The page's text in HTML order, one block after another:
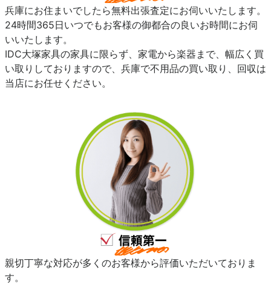
兵庫にお住まいでしたら無料出張査定にお伺いいたします。
24時間365日いつでもお客様の御都合の良いお時間にお伺
いいたします。
IDC大塚家具の家具に限らず、家電から楽器まで、幅広く買
い取りしておりますので、兵庫で不用品の買い取り、回収は
当店にお任せください。
親切丁寧な対応が多くのお客様から評価いただいておりま
す。